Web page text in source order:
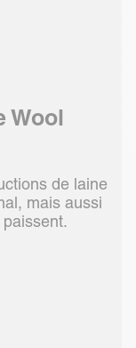
Wool
de laine
mais aussi